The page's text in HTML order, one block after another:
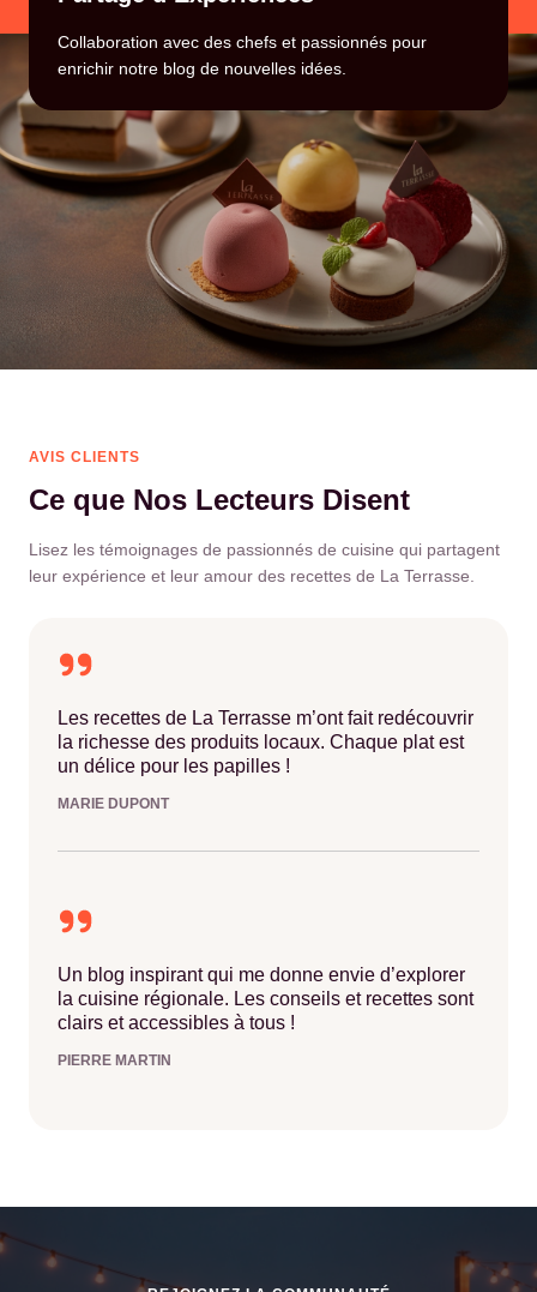
Collaboration avec des chefs et passionnés pour
enrichir notre blog de nouvelles idées.
Les recettes de La Terrasse m’ont fait redécouvrir
la richesse des produits locaux. Chaque plat est
un délice pour les papilles !
MARIE DUPONT
Un blog inspirant qui me donne envie d’explorer
la cuisine régionale. Les conseils et recettes sont
clairs et accessibles à tous !
PIERRE MARTIN
AVIS CLIENTS
Ce que Nos Lecteurs Disent
Lisez les témoignages de passionnés de cuisine qui partagent
leur expérience et leur amour des recettes de La Terrasse.